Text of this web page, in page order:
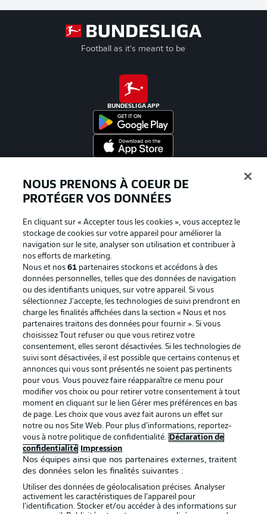
Football as it's meant to be
BUNDESLIGA APP
La publicité Conditions d’utilisation des
Mentions Légales Gérer mes préférences
Déclaration de
confidentialité
Diffuseurs
Travaux Contact
Impression Joueurs
NOUS PRENONS À COEUR DE
PROTÉGER VOS DONNÉES
En cliquant sur « Accepter tous les cookies », vous acceptez le
stockage de cookies sur votre appareil pour améliorer la
navigation sur le site, analyser son utilisation et contribuer à
nos efforts de marketing.
Nous et nos61 partenaires stockons et accédons à des
données personnelles, telles que des données de navigation
ou des identifiants uniques, sur votre appareil. Si vous
sélectionnez J'accepte, les technologies de suivi prendront en
charge les finalités affichées dans la section « Nous et nos
partenaires traitons des données pour fournir ». Si vous
choisissez Tout refuser ou que vous retirez votre
consentement, elles seront désactivées. Si les technologies de
suivi sont désactivées, il est possible que certains contenus et
annonces qui vous sont présentés ne soient pas pertinents
pour vous. Vous pouvez faire réapparaître ce menu pour
modifier vos choix ou pour retirer votre consentement à tout
moment en cliquant sur le lien Gérer mes préférences en bas
de page. Les choix que vous avez fait aurons un effet sur
notre ou nos Site Web. Pour plus d’informations, reportez-
vous à notre politique de confidentialité.
Déclaration de
confidentialité
Impression
Nos équipes ainsi que nos partenaires externes, traitent
des données selon les finalités suivantes :
Utiliser des données de géolocalisation précises. Analyser
activement les caractéristiques de l’appareil pour
l’identification. Stocker et/ou accéder à des informations sur